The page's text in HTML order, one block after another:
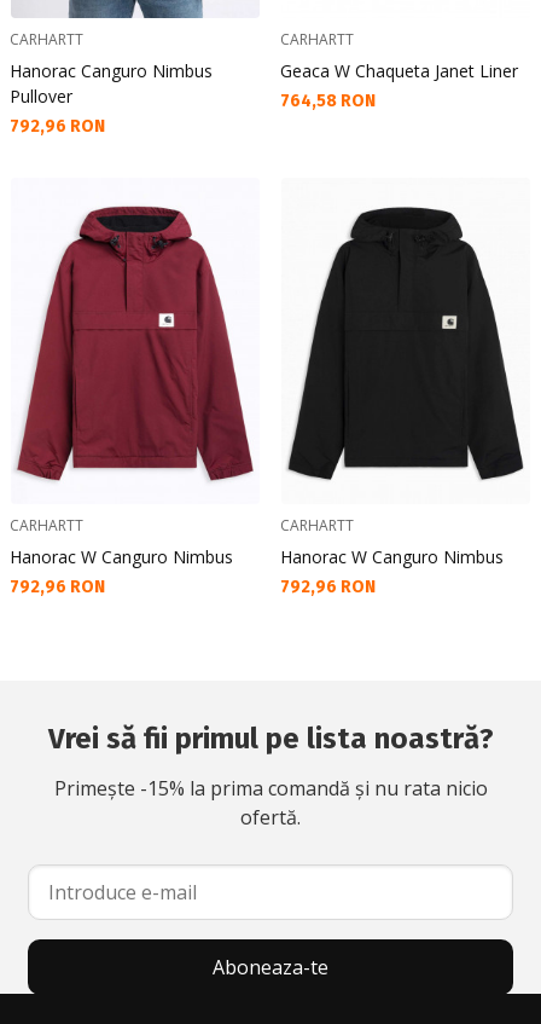
CARHARTT
Hanorac Canguro Nimbus
Pullover
Текуща цена:
792,96 RON
CARHARTT
Geaca W Chaqueta Janet Liner
Текуща цена:
764,58 RON
CARHARTT
Hanorac W Canguro Nimbus
Текуща цена:
792,96 RON
CARHARTT
Hanorac W Canguro Nimbus
Текуща цена:
792,96 RON
Vrei să fii primul pe lista noastră?
Primește -15% la prima comandă și nu rata nicio
ofertă.
Aboneaza-te